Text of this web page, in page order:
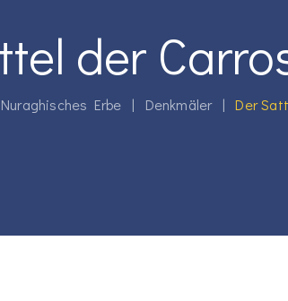
der
Nuraghisches Erbe | Denkmäler|Der